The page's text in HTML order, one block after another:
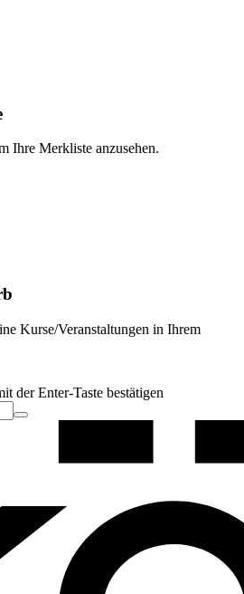
Ihre Merkliste anzusehen.
Kurse/Veranstaltungen in Ihrem
der Enter-Taste bestätigen